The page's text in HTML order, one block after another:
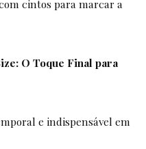
cintos para marcar a
O Toque Final para
e indispensável em